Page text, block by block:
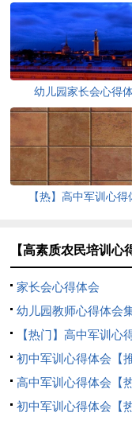
幼儿园家长会心得
【热】高中军训心得
【高素质农民培训心
家长会心得体会
幼儿园教师心得体会
【热门】高中军训心
初中军训心得体会【
高中军训心得体会【
初中军训心得体会【